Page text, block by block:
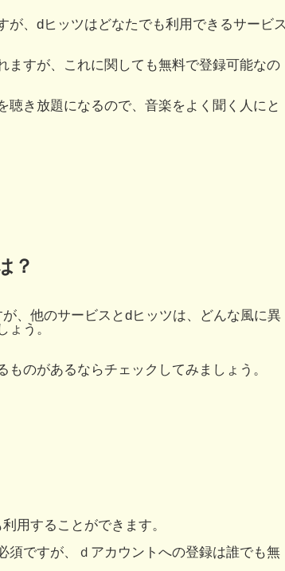
が、dヒッツはどなたでも利用できるサービス
ますが、これに関しても無料で登録可能なの
聴き放題になるので、音楽をよく聞く人にと
？
、他のサービスとdヒッツは、どんな風に異
ょう。
のがあるならチェックしてみましょう。
用することができます。
須ですが、ｄアカウントへの登録は誰でも無